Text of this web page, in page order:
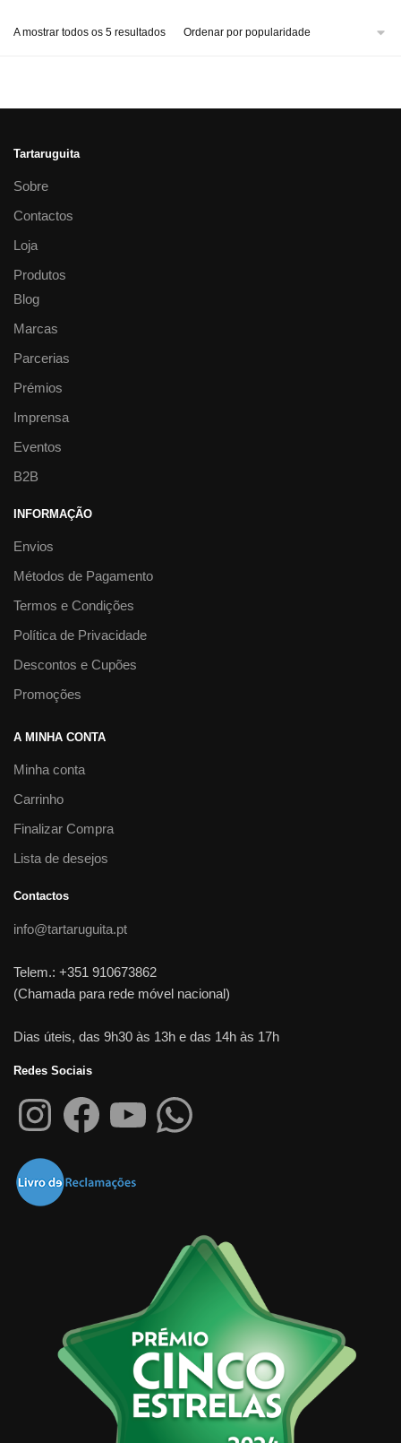
A mostrar todos os 5 resultados
Tartaruguita
Sobre
Contactos
Loja
Produtos
Blog
Marcas
Parcerias
Prémios
Imprensa
Eventos
B2B
INFORMAÇÃO
Envios
Métodos de Pagamento
Termos e Condições
Política de Privacidade
Descontos e Cupões
Promoções
A MINHA CONTA
Minha conta
Carrinho
Finalizar Compra
Lista de desejos
Contactos
info@tartaruguita.pt
Telem.: +351 910673862
(Chamada para rede móvel nacional)
Dias úteis, das 9h30 às 13h e das 14h às 17h
Redes Sociais